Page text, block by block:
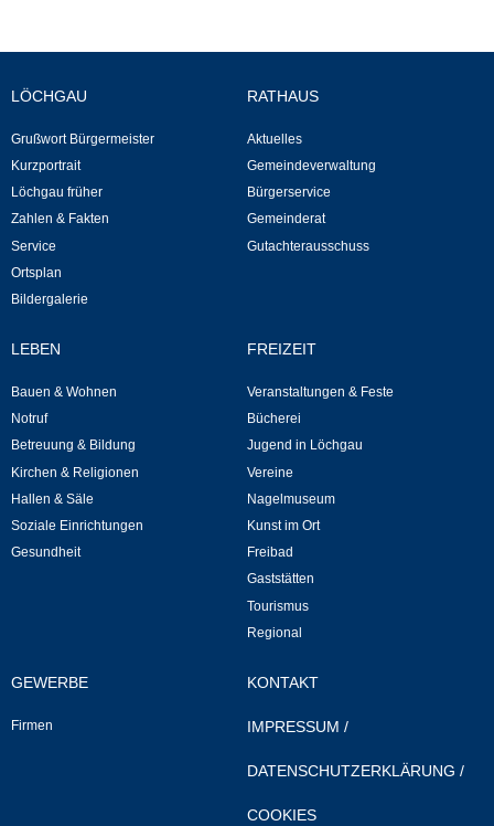
Musikschule
Kirchen & Religionen
Evangelische Kirchengemeinde
Katholische Kirchengemeinde
Hallen & Säle
Gemeindehalle
Sporthalle Greuth
LÖCHGAU
Grußwort Bürgermeister
Kurzportrait
Löchgau früher
Zahlen & Fakten
Service
Ortsplan
Bildergalerie
RATHAUS
Aktuelles
Gemeindeverwaltung
Bürgerservice
Gemeinderat
Gutachterausschuss
LEBEN
Bauen & Wohnen
Notruf
Betreuung & Bildung
Kirchen & Religionen
Hallen & Säle
Soziale Einrichtungen
Gesundheit
FREIZEIT
Veranstaltungen & Feste
Bücherei
Jugend in Löchgau
Vereine
Nagelmuseum
Kunst im Ort
Freibad
Gaststätten
Tourismus
Regional
GEWERBE
Firmen
KONTAKT
IMPRESSUM /
DATENSCHUTZERKLÄRUNG /
COOKIES